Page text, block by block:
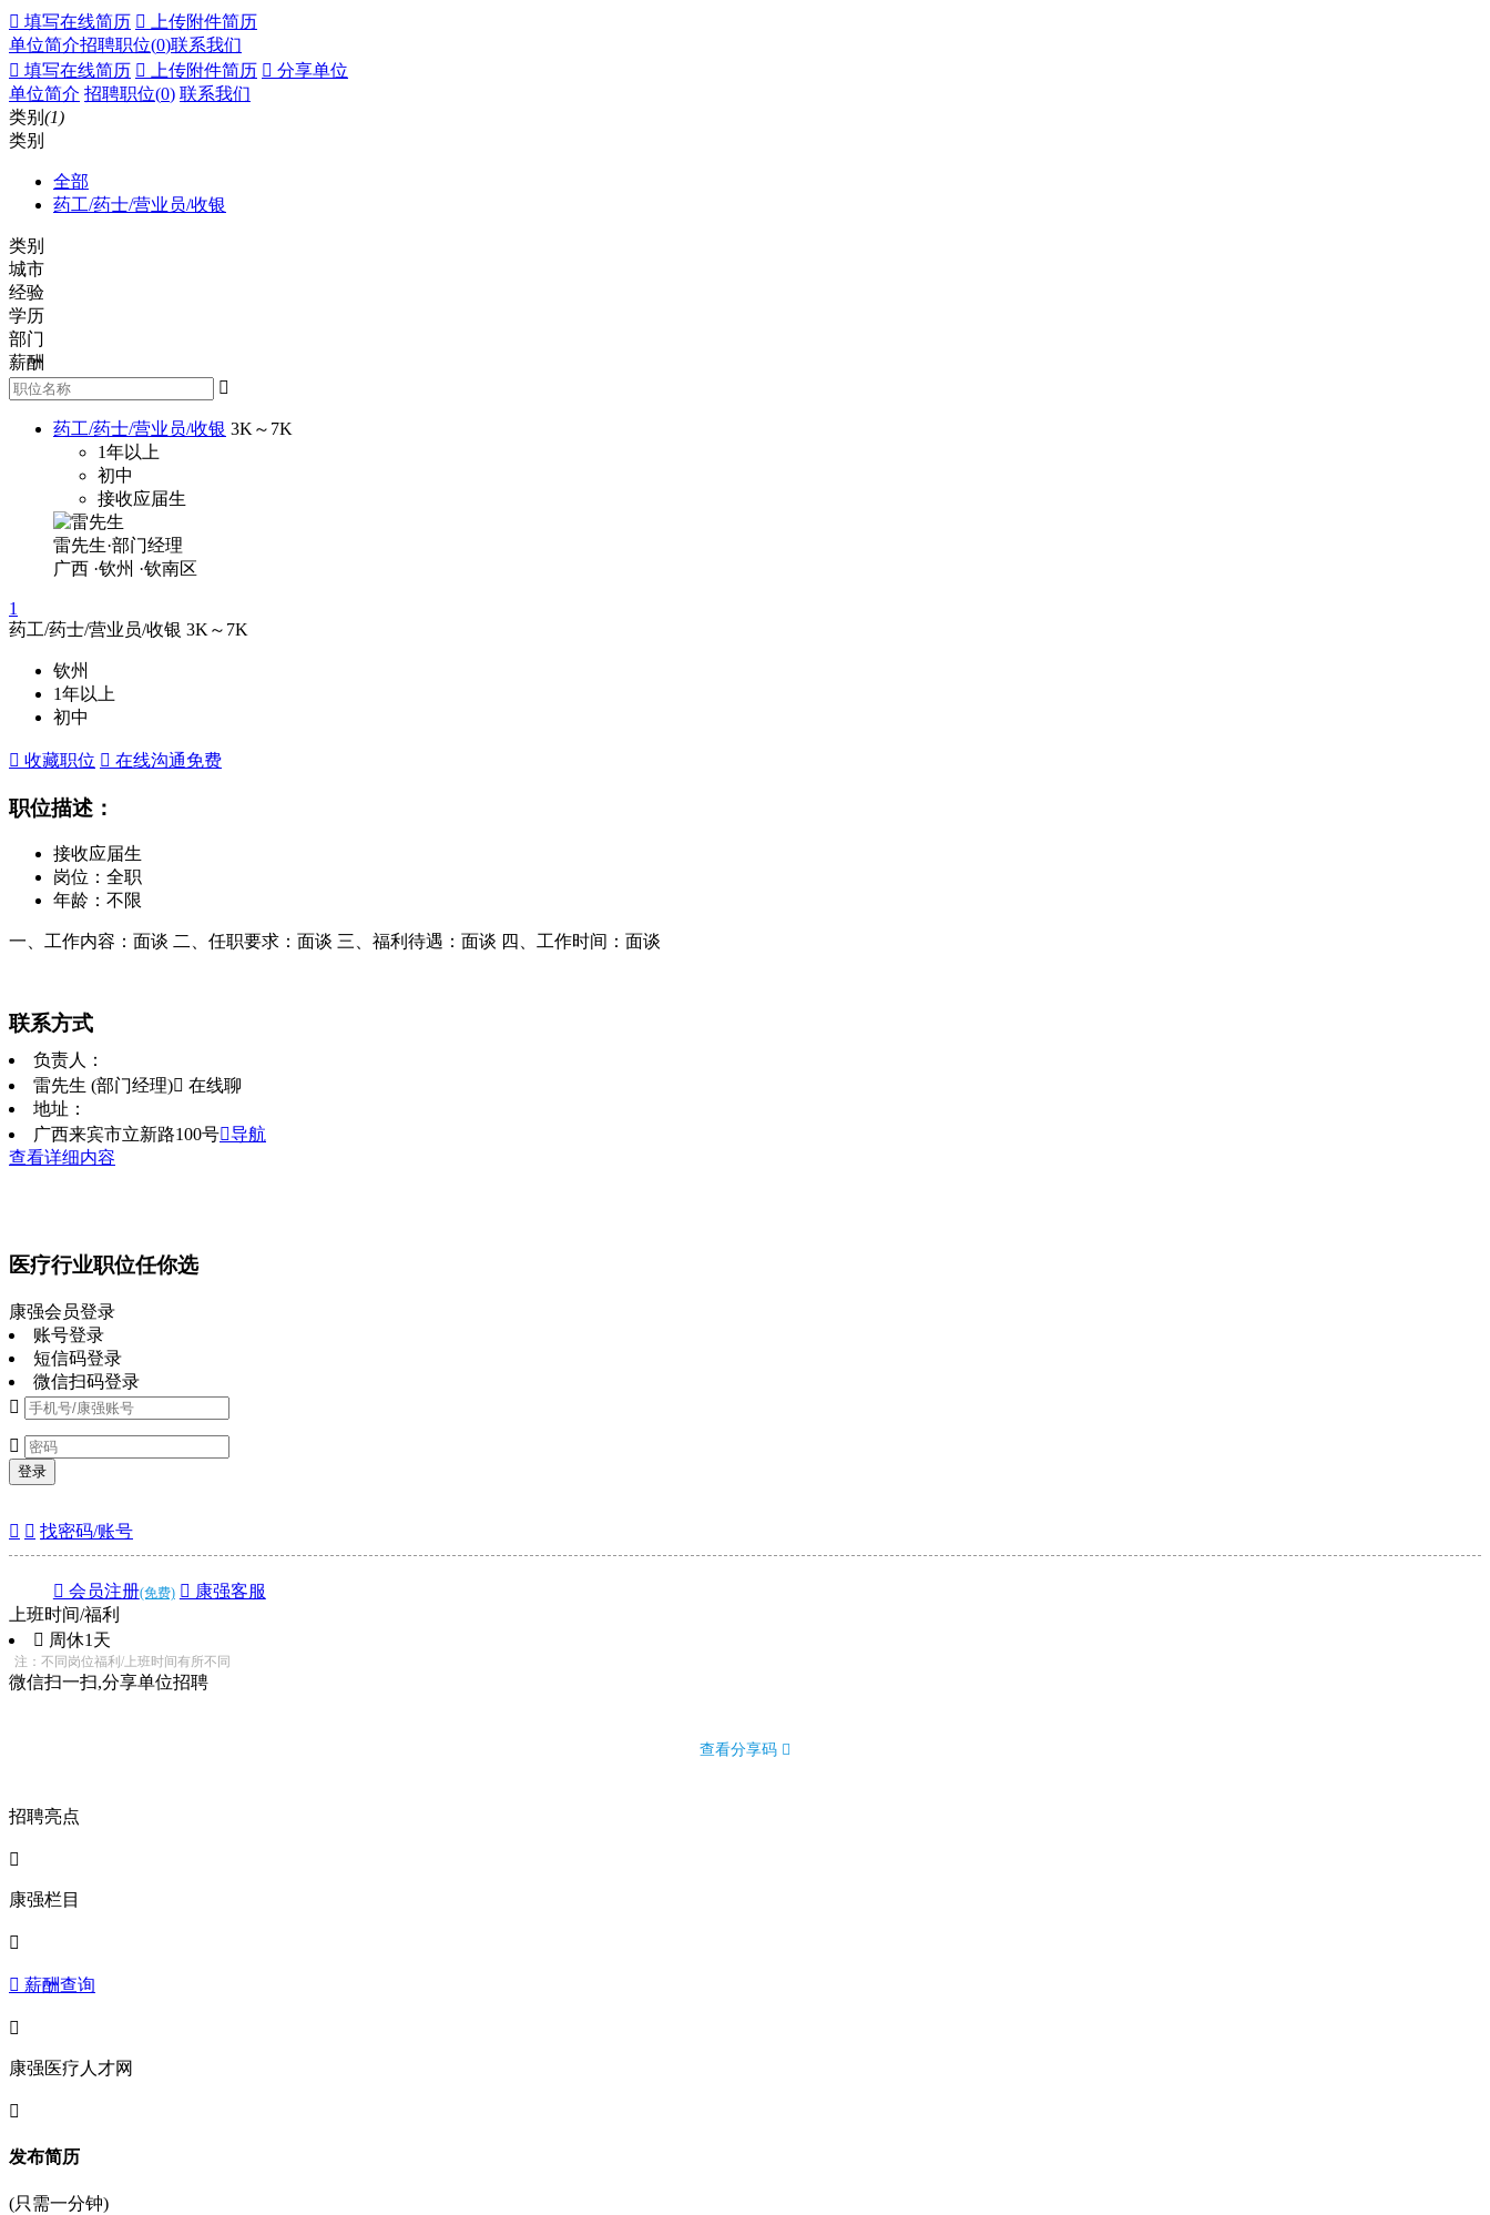
 填写在线简历  上传附件简历
单位简介招聘职位(0)联系我们
 填写在线简历  上传附件简历  分享单位
单位简介 招聘职位(0) 联系我们
类别 (1)
类别
全部
药工/药士/营业员/收银
类别
城市
经验
学历
部门
薪酬

药工/药士/营业员/收银 3K～7K
1年以上
初中
接收应届生
雷先生·部门经理
广西 ·钦州 ·钦南区
1
药工/药士/营业员/收银 3K～7K
钦州
1年以上
初中
 收藏职位  在线沟通免费
职位描述：
接收应届生
岗位：全职
年龄：不限
一、工作内容：面谈 二、任职要求：面谈 三、福利待遇：面谈 四、工作时间：面谈
联系方式
负责人：
雷先生 (部门经理) 在线聊
地址：
广西来宾市立新路100号导航
查看详细内容
医疗行业职位任你选
康强会员登录
账号登录
短信码登录
微信扫码登录


登录
  找密码/账号
 会员注册(免费)  康强客服
上班时间/福利
 周休1天
注：不同岗位福利/上班时间有所不同
微信扫一扫,分享单位招聘
查看分享码 
招聘亮点

康强栏目

 薪酬查询

康强医疗人才网

发布简历
(只需一分钟)